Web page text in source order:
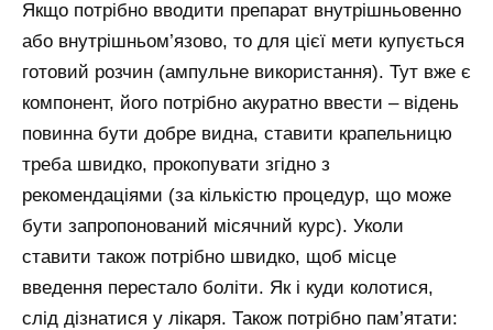
Якщо потрібно вводити препарат внутрішньовенно
або внутрішньом’язово, то для цієї мети купується
готовий розчин (ампульне використання). Тут вже є
компонент, його потрібно акуратно ввести – відень
повинна бути добре видна, ставити крапельницю
треба швидко, прокопувати згідно з
рекомендаціями (за кількістю процедур, що може
бути запропонований місячний курс). Уколи
ставити також потрібно швидко, щоб місце
введення перестало боліти. Як і куди колотися,
слід дізнатися у лікаря. Також потрібно пам’ятати: